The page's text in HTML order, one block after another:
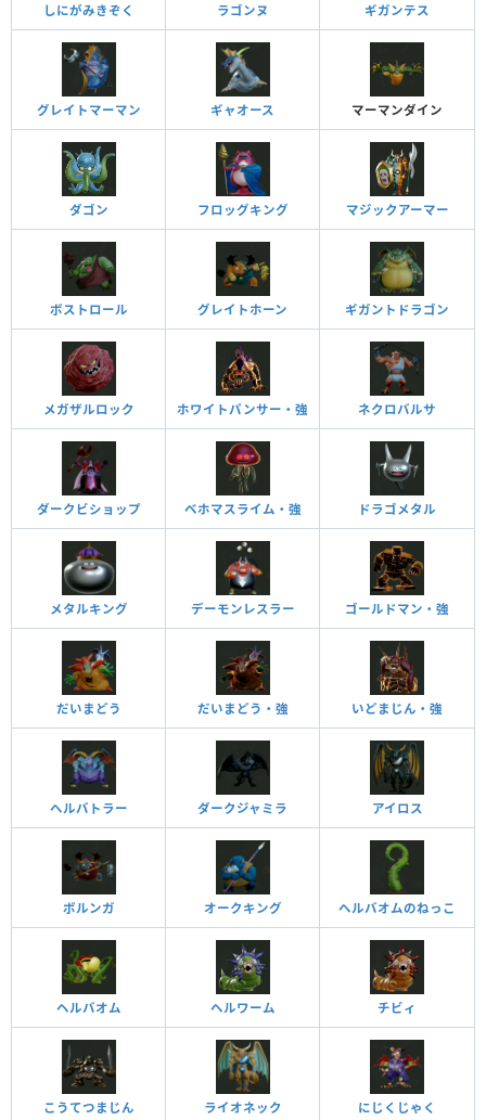
しにがみきぞく ラゴンヌ ギガンテス
グレイトマーマン ギャオース マーマンダイン
ダゴン フロッグキング マジックアーマー
ボストロール グレイトホーン ギガントドラゴン
メガザルロック ホワイトパンサー・強 ネクロバルサ
ダークビショップ ベホマスライム・強 ドラゴメタル
メタルキング デーモンレスラー ゴールドマン・強
だいまどう だいまどう・強 いどまじん・強
ヘルバトラー ダークジャミラ アイロス
ボルンガ オークキング ヘルバオムのねっこ
ヘルバオム ヘルワーム チビィ
こうてつまじん ライオネック にじくじゃく